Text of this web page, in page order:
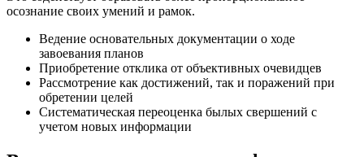
осознание своих умений и рамок.
Ведение основательных документации о ходе
завоевания планов
Приобретение отклика от объективных очевидцев
Рассмотрение как достижений, так и поражений при
обретении целей
Систематическая переоценка былых свершений с
учетом новых информации